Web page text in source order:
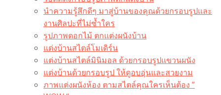
นำความรู้สึกดีๆ มาสู่บ้านของคุณด้วยกรอบรูปและ
งานศิลปะที่ไม่ซ้ำใคร
รูปภาพดอกไม้ ตกแต่งผนังบ้าน
แต่งบ้านสไตล์โมเดิร์น
แต่งบ้านสไตล์มินิมอล ด้วยกรอบรูปแขวนผนัง
แต่งบ้านด้วยกรอบรูป ให้ดูอบอุ่นและสวยงาม
ภาพแต่งผนังห้อง ตามสไตล์คุณใครเห็นต้อง ”